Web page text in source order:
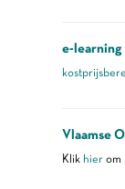
e-learning
Vlaamse
Klik hierom